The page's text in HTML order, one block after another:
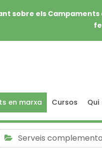
sobre els
en marxa Cursos Qui
Serveis